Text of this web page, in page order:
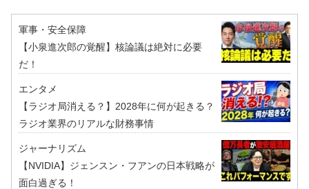
軍事・安全保障
【小泉進次郎の覚醒】核論議は絶対に必要
だ！
エンタメ
【ラジオ局消える？】2028年に何が起きる？
ラジオ業界のリアルな財務事情
ジャーナリズム
【NVIDIA】ジェンスン・フアンの日本戦略が
面白過ぎる！